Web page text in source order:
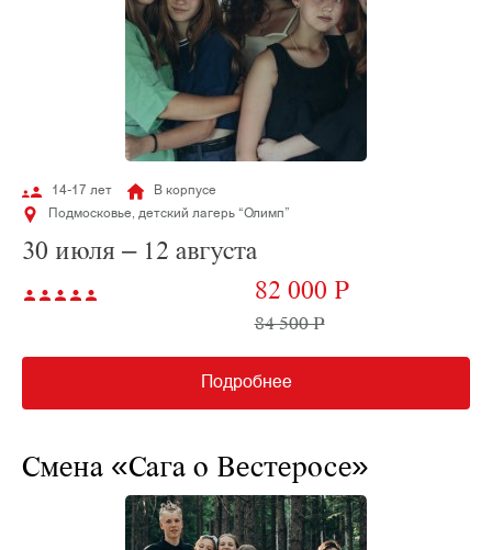
14-17 лет
В корпусе
Подмосковье, детский лагерь “Олимп”
30 июля – 12 августа
82 000 P
84 500 P
Подробнее
Смена «Сага о Вестеросе»